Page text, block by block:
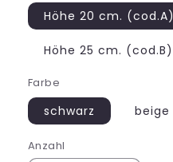
Höhe 20 cm. (cod.A)
Höhe 25 cm. (cod.B)
Farbe
schwarz beige
Anzahl